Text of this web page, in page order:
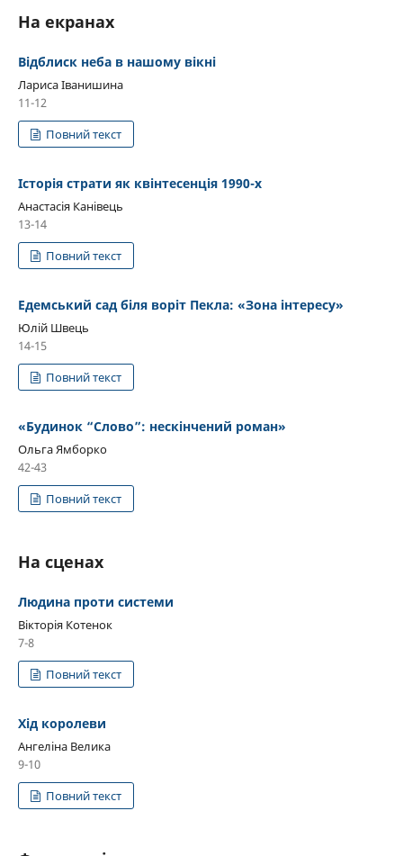
На екранах
Відблиск неба в нашому вікні
Лариса Іванишина
11-12
Повний текст
Історія страти як квінтесенція 1990-х
Анастасія Канівець
13-14
Повний текст
Едемський сад біля воріт Пекла: «Зона інтересу»
Юлій Швець
14-15
Повний текст
«Будинок “Слово”: нескінчений роман»
Ольга Ямборко
42-43
Повний текст
На сценах
Людина проти системи
Вікторія Котенок
7-8
Повний текст
Хід королеви
Ангеліна Велика
9-10
Повний текст